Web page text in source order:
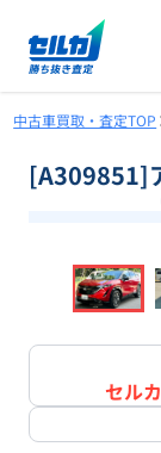
中古車買取・査定TOP
[A309851]
セル